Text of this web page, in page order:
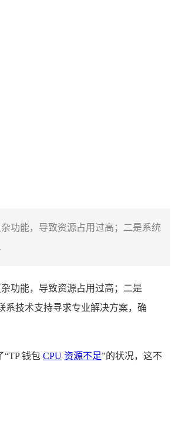
功能，导致资源占用过高；二是系统
功能，导致资源占用过高；二是
系技术支持寻求专业解决方案，确
钱包 CPU 资源不足”的状况，这不